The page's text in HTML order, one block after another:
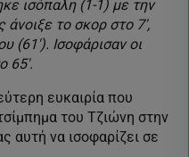
ισόπαλη (1-1) με την
το σκορ στο 7′,
(61′). Ισοφάρισαν οι
65′.
ευκαιρία που
του Τζιώνη στην
αυτή να ισοφαρίζει σε